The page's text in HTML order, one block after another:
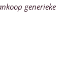
generieke